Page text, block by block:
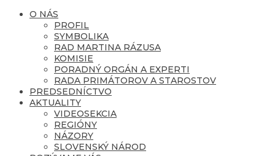
O NÁS
PROFIL
SYMBOLIKA
RAD MARTINA RÁZUSA
KOMISIE
PORADNÝ ORGÁN A EXPERTI
RADA PRIMÁTOROV A STAROSTOV
PREDSEDNÍCTVO
AKTUALITY
VIDEOSEKCIA
REGIÓNY
NÁZORY
SLOVENSKÝ NÁROD